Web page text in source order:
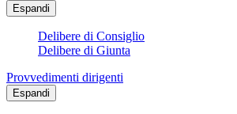
Espandi
Delibere di Consiglio
Delibere di Giunta
Provvedimenti dirigenti
Espandi